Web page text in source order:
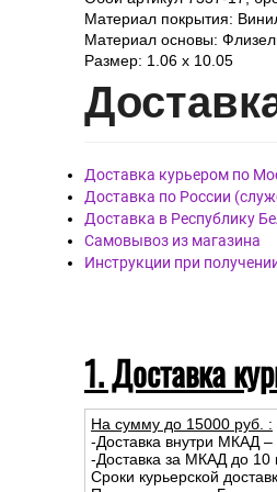
Материал покрытия:
Материал основы:
Размер: 1.06 x 10.05
Дост
Доставка курьером по
Доставка по России
Доставка в Республику
Самовывоз из магазина
Инструкции при
1. Доставка
На сумму до 15000 руб. :
-Доставка внутри МКАД –
-Доставка за МКАД до 10
Сроки курьерской